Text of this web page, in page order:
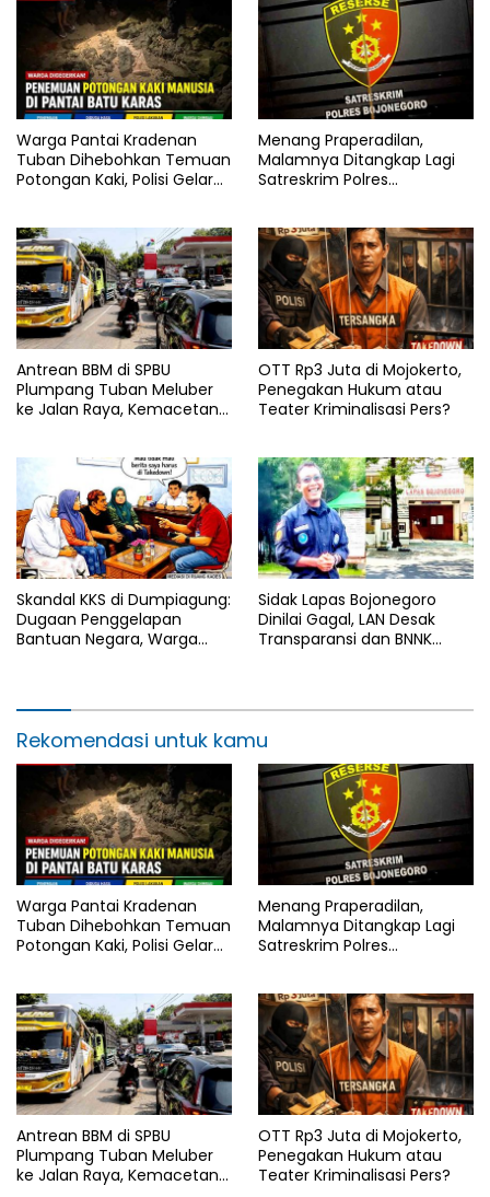
Warga Pantai Kradenan
Tuban Dihebohkan Temuan
Potongan Kaki, Polisi Gelar
Menang Praperadilan,
Malamnya Ditangkap Lagi
Satreskrim Polres
Antrean BBM di SPBU
Plumpang Tuban Meluber
ke Jalan Raya, Kemacetan
OTT Rp3 Juta di Mojokerto,
Penegakan Hukum atau
Teater Kriminalisasi Pers?
Skandal KKS di Dumpiagung:
Dugaan Penggelapan
Bantuan Negara, Warga
Sidak Lapas Bojonegoro
Dinilai Gagal, LAN Desak
Transparansi dan BNNK
Rekomendasi untuk kamu
Warga Pantai Kradenan
Tuban Dihebohkan Temuan
Potongan Kaki, Polisi Gelar
Menang Praperadilan,
Malamnya Ditangkap Lagi
Satreskrim Polres
Antrean BBM di SPBU
Plumpang Tuban Meluber
ke Jalan Raya, Kemacetan
OTT Rp3 Juta di Mojokerto,
Penegakan Hukum atau
Teater Kriminalisasi Pers?